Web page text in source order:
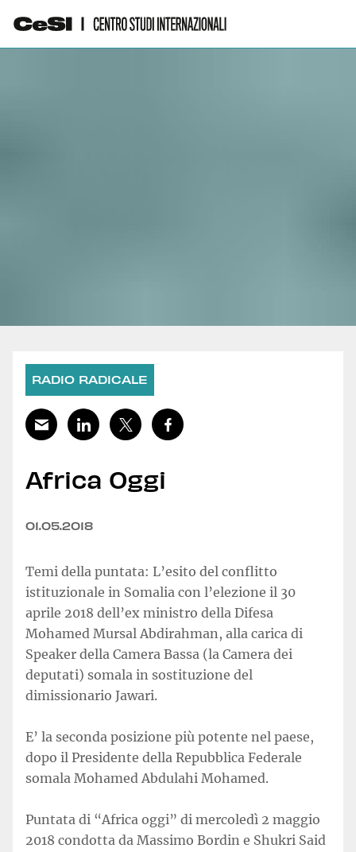
RADIO RADICALE
Africa Oggi
01.05.2018
Temi della puntata: L’esito del conflitto
istituzionale in Somalia con l’elezione il 30
aprile 2018 dell’ex ministro della Difesa
Mohamed Mursal Abdirahman, alla carica di
Speaker della Camera Bassa (la Camera dei
deputati) somala in sostituzione del
dimissionario Jawari.
E’ la seconda posizione più potente nel paese,
dopo il Presidente della Repubblica Federale
somala Mohamed Abdulahi Mohamed.
Puntata di “Africa oggi” di mercoledì 2 maggio
2018 condotta da Massimo Bordin e Shukri Said